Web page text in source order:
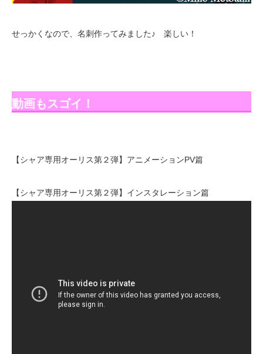
せっかくなので、名刺作ってみました♪ 楽しい！
動画もスゴイ！
【シャア専用オーリス第２弾】アニメーションPV篇
【シャア専用オーリス第２弾】インスタレーション篇